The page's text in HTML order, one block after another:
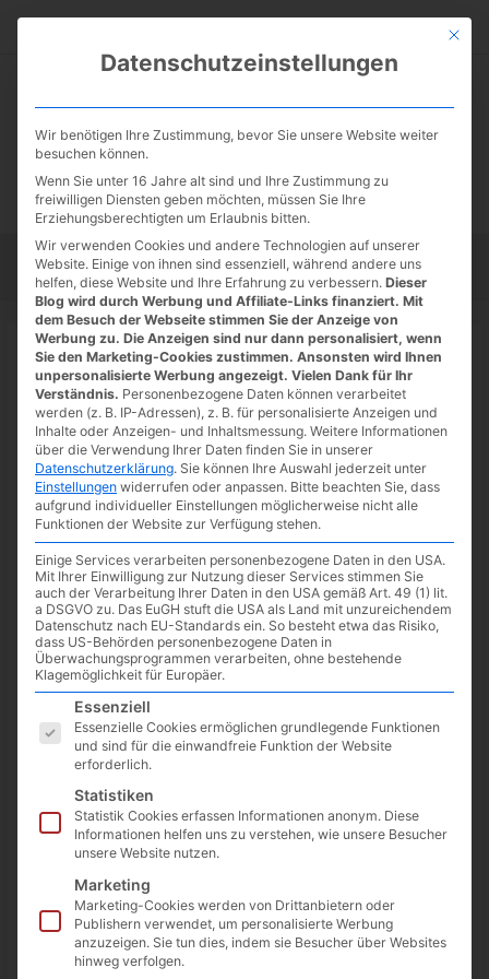
Startseite Tipps Tutorials Tests
Startseite»News
Epic Games Store: Gratisgame der
Woche – Unrailed!
05.08.2022/ VonSpoonie/Schreibe einen Kommentar
minute of reading
Games Store den Koop-Multiplayer
Minecraft-Pixel-Grafik-Stil wird dabei zusammen mit Freunden
eine Zugstrecke in der zufällig generierten und nie endenden
Welt errichtet.
Zum Spiel geht eshier.
Mit
Datenschutzeinstellungen
Wir benötigen Ihre Zustimmung, bevor Sie unsere Website weiter
besuchen können.
Wenn Sie unter 16 Jahre alt sind und Ihre Zustimmung zu
freiwilligen Diensten geben möchten, müssen Sie Ihre
Erziehungsberechtigten um Erlaubnis bitten.
Wir verwenden Cookies und andere Technologien auf unserer
Website. Einige von ihnen sind essenziell, während andere uns
helfen, diese Website und Ihre Erfahrung zu verbessern. Dieser
Blog wird durch Werbung und Affiliate-Links finanziert. Mit
dem Besuch der Webseite stimmen Sie der Anzeige von
Werbung zu. Die Anzeigen sind nur dann personalisiert, wenn
Sie den Marketing-Cookies zustimmen. Ansonsten wird Ihnen
unpersonalisierte Werbung angezeigt. Vielen Dank für Ihr
Verständnis. Personenbezogene Daten können verarbeitet
werden (z. B. IP-Adressen), z. B. für personalisierte Anzeigen und
Inhalte oder Anzeigen- und Inhaltsmessung. Weitere Informationen
über die Verwendung Ihrer Daten finden Sie in unserer
Datenschutzerklärung. Sie können Ihre Auswahl jederzeit unter
Einstellungen widerrufen oder anpassen. Bitte beachten Sie, dass
aufgrund individueller Einstellungen möglicherweise nicht alle
Funktionen der Website zur Verfügung stehen.
Einige Services verarbeiten personenbezogene Daten in den USA.
Mit Ihrer Einwilligung zur Nutzung dieser Services stimmen Sie
auch der Verarbeitung Ihrer Daten in den USA gemäß Art. 49 (1) lit.
a DSGVO zu. Das EuGH stuft die USA als Land mit unzureichendem
Datenschutz nach EU-Standards ein. So besteht etwa das Risiko,
dass US-Behörden personenbezogene Daten in
Überwachungsprogrammen verarbeiten, ohne bestehende
Klagemöglichkeit für Europäer.
Es folgt eine Liste der Service-Gruppen, für die eine
Essenziell
Essenzielle Cookies ermöglichen grundlegende Funktionen
und sind für die einwandfreie Funktion der Website
erforderlich.
Statistiken
Statistik Cookies erfassen Informationen anonym. Diese
Informationen helfen uns zu verstehen, wie unsere Besucher
unsere Website nutzen.
Marketing
Marketing-Cookies werden von Drittanbietern oder
Publishern verwendet, um personalisierte Werbung
anzuzeigen. Sie tun dies, indem sie Besucher über Websites
hinweg verfolgen.